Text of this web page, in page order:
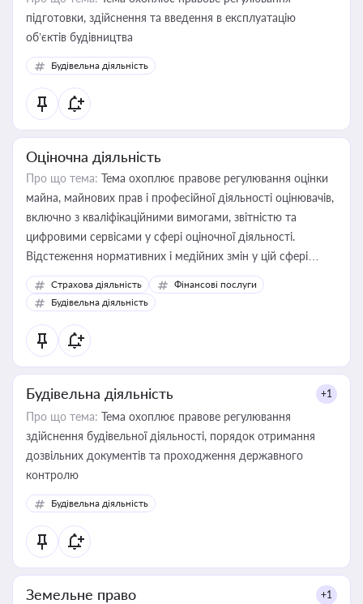
підготовки, здійснення та введення в експлуатацію
об’єктів будівництва
Будівельна діяльність
Оціночна діяльність
Про що тема: Тема охоплює правове регулювання оцінки
майна, майнових прав і професійної діяльності оцінювачів,
включно з кваліфікаційними вимогами, звітністю та
цифровими сервісами у сфері оціночної діяльності.
Відстеження нормативних і медійних змін у цій сфері
корисне для власника бізнесу, керівника, юриста або
бухгалтера під час оподаткування, приватизації, оренди
державного майна, корпоративних угод і перевірки
статусу суб'єктів оціночної діяльності
Страхова діяльність
Фінансові послуги
Будівельна діяльність
Будівельна діяльність +1
Про що тема: Тема охоплює правове регулювання
здійснення будівельної діяльності, порядок отримання
дозвільних документів та проходження державного
контролю
Будівельна діяльність
Земельне право +1